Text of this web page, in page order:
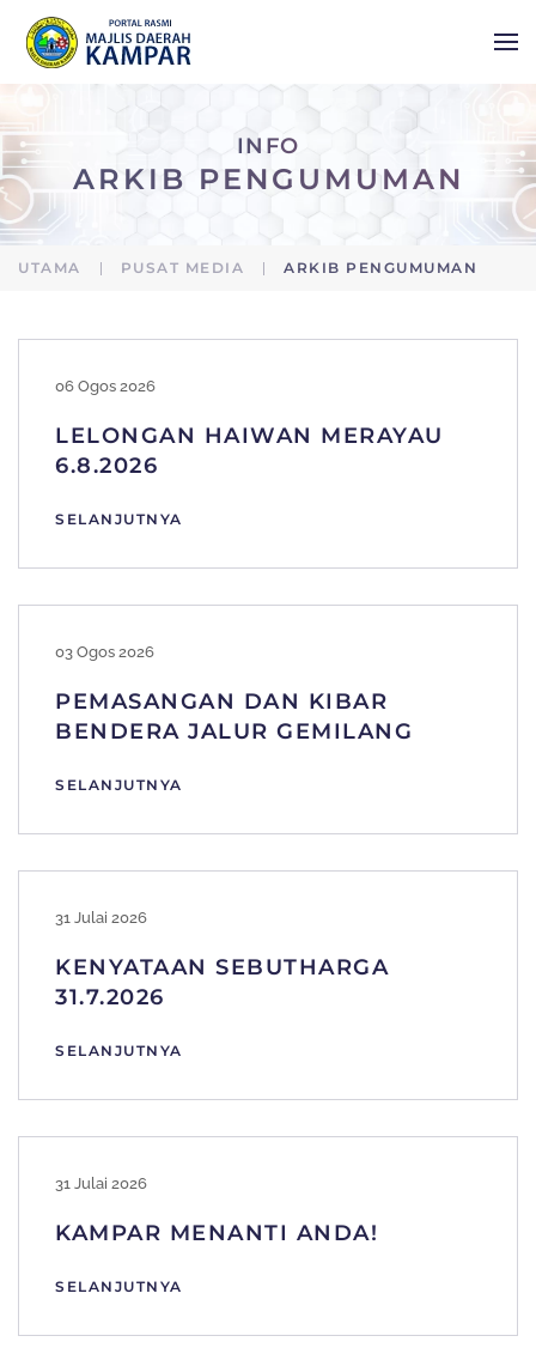
Skip to main content
INFO
ARKIB PENGUMUMAN
UTAMA PUSAT MEDIA ARKIB PENGUMUMAN
06 Ogos 2026
LELONGAN HAIWAN MERAYAU
6.8.2026
SELANJUTNYA
03 Ogos 2026
PEMASANGAN DAN KIBAR
BENDERA JALUR GEMILANG
SELANJUTNYA
31 Julai 2026
KENYATAAN SEBUTHARGA
31.7.2026
SELANJUTNYA
31 Julai 2026
KAMPAR MENANTI ANDA!
SELANJUTNYA